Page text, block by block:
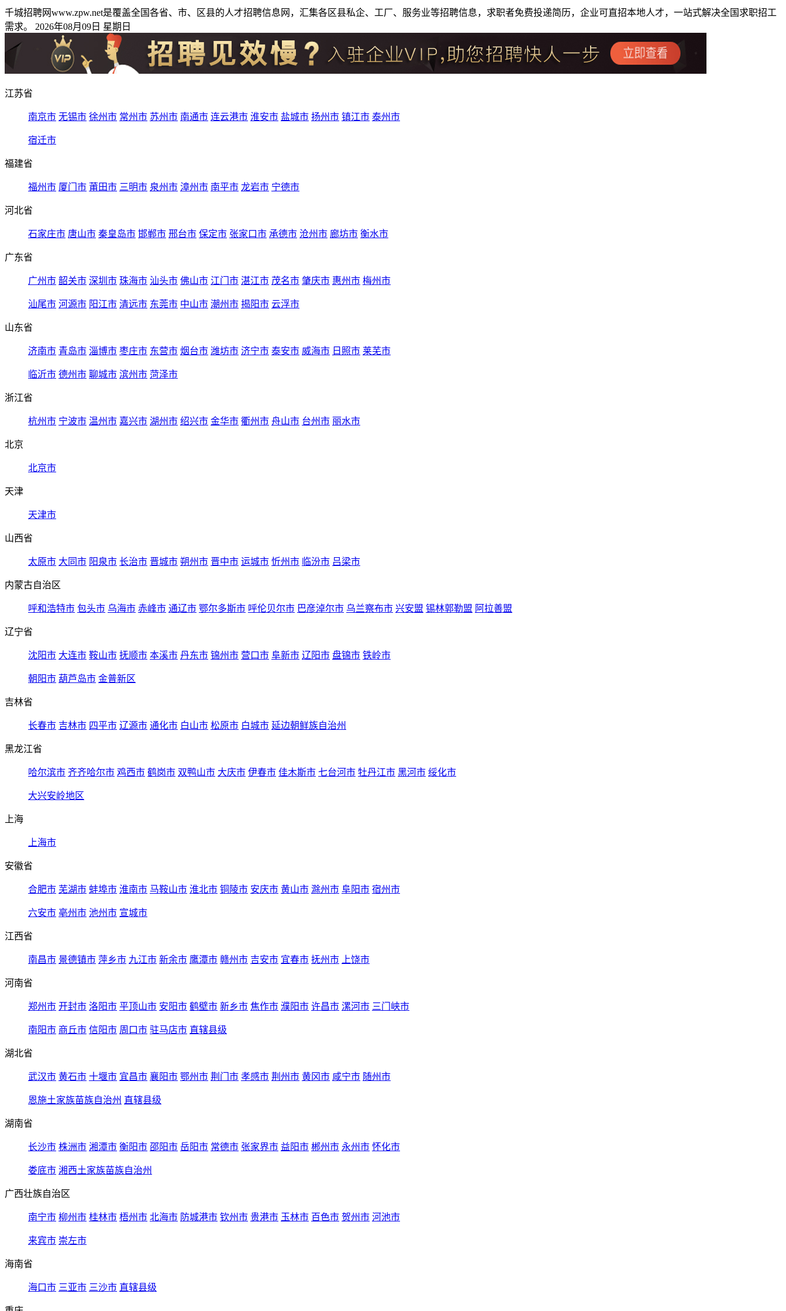
千城招聘网www.zpw.net是覆盖全国各省、市、区县的人才招聘信息网，汇集各区县私企、工厂、服务业等招聘信息，求职者免费投递简历，企业可直招本地人才，一站式解决全国求职招工
需求。 2026年08月09日 星期日
江苏省
南京市 无锡市 徐州市 常州市 苏州市 南通市 连云港市 淮安市 盐城市 扬州市 镇江市 泰州市
宿迁市
福建省
福州市 厦门市 莆田市 三明市 泉州市 漳州市 南平市 龙岩市 宁德市
河北省
石家庄市 唐山市 秦皇岛市 邯郸市 邢台市 保定市 张家口市 承德市 沧州市 廊坊市 衡水市
广东省
广州市 韶关市 深圳市 珠海市 汕头市 佛山市 江门市 湛江市 茂名市 肇庆市 惠州市 梅州市
汕尾市 河源市 阳江市 清远市 东莞市 中山市 潮州市 揭阳市 云浮市
山东省
济南市 青岛市 淄博市 枣庄市 东营市 烟台市 潍坊市 济宁市 泰安市 威海市 日照市 莱芜市
临沂市 德州市 聊城市 滨州市 菏泽市
浙江省
杭州市 宁波市 温州市 嘉兴市 湖州市 绍兴市 金华市 衢州市 舟山市 台州市 丽水市
北京
北京市
天津
天津市
山西省
太原市 大同市 阳泉市 长治市 晋城市 朔州市 晋中市 运城市 忻州市 临汾市 吕梁市
内蒙古自治区
呼和浩特市 包头市 乌海市 赤峰市 通辽市 鄂尔多斯市 呼伦贝尔市 巴彦淖尔市 乌兰察布市 兴安盟 锡林郭勒盟 阿拉善盟
辽宁省
沈阳市 大连市 鞍山市 抚顺市 本溪市 丹东市 锦州市 营口市 阜新市 辽阳市 盘锦市 铁岭市
朝阳市 葫芦岛市 金普新区
吉林省
长春市 吉林市 四平市 辽源市 通化市 白山市 松原市 白城市 延边朝鲜族自治州
黑龙江省
哈尔滨市 齐齐哈尔市 鸡西市 鹤岗市 双鸭山市 大庆市 伊春市 佳木斯市 七台河市 牡丹江市 黑河市 绥化市
大兴安岭地区
上海
上海市
安徽省
合肥市 芜湖市 蚌埠市 淮南市 马鞍山市 淮北市 铜陵市 安庆市 黄山市 滁州市 阜阳市 宿州市
六安市 亳州市 池州市 宣城市
江西省
南昌市 景德镇市 萍乡市 九江市 新余市 鹰潭市 赣州市 吉安市 宜春市 抚州市 上饶市
河南省
郑州市 开封市 洛阳市 平顶山市 安阳市 鹤壁市 新乡市 焦作市 濮阳市 许昌市 漯河市 三门峡市
南阳市 商丘市 信阳市 周口市 驻马店市 直辖县级
湖北省
武汉市 黄石市 十堰市 宜昌市 襄阳市 鄂州市 荆门市 孝感市 荆州市 黄冈市 咸宁市 随州市
恩施土家族苗族自治州 直辖县级
湖南省
长沙市 株洲市 湘潭市 衡阳市 邵阳市 岳阳市 常德市 张家界市 益阳市 郴州市 永州市 怀化市
娄底市 湘西土家族苗族自治州
广西壮族自治区
南宁市 柳州市 桂林市 梧州市 北海市 防城港市 钦州市 贵港市 玉林市 百色市 贺州市 河池市
来宾市 崇左市
海南省
海口市 三亚市 三沙市 直辖县级